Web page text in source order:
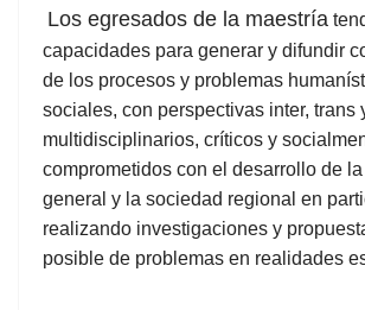
Los egresados de la maestría
capacidades para generar y difundir
de los procesos y problemas
sociales, con perspectivas inter, trans
multidisciplinarios, críticos y
comprometidos con el desarrollo de
general y la sociedad regional en
realizando investigaciones y
posible de problemas en realidades